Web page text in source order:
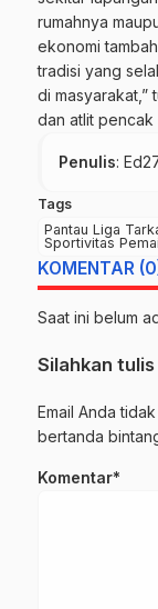
rumahnya
ekonomi
tradisi yang
di masyarakat,”
dan atlit pencak
Penulis:
Tags
Pantau Liga
Sportivitas
KOMENTAR
Saat ini belum
Silahkan
Email Anda
bertanda
Komentar*